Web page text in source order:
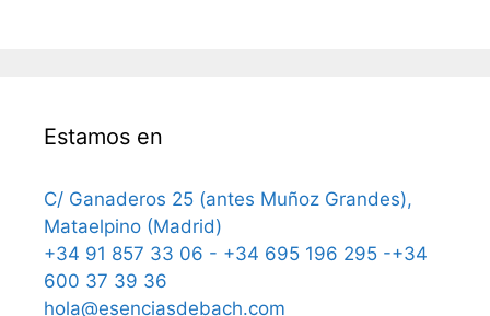
Estamos en
C/ Ganaderos 25 (antes Muñoz Grandes),
Mataelpino (Madrid)
+34 91 857 33 06 - +34 695 196 295 -+34
600 37 39 36
hola@esenciasdebach.com